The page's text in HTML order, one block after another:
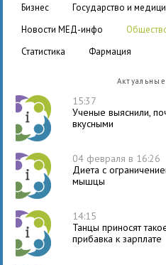
бизнес государство и
новости МЕД-инфо
статистика
фармация
15:37
Ученые выяснили,
вкусными
04 февраля в 16:26
Диета с
мышцы
14:15
Танцы приносят
прибавка к зарплате